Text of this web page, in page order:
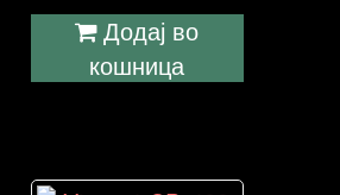
Додај во
кошница